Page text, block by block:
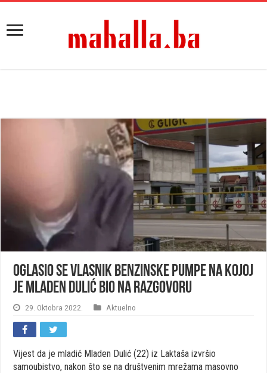
Oglasio se vlasnik benzinske pumpe na kojoj
je Mladen Dulić bio na razgovoru
29. Oktobra 2022. Aktuelno
Vijest da je mladić Mladen Dulić (22) iz Laktaša izvršio
samoubistvo, nakon što se na društvenim mrežama masovno